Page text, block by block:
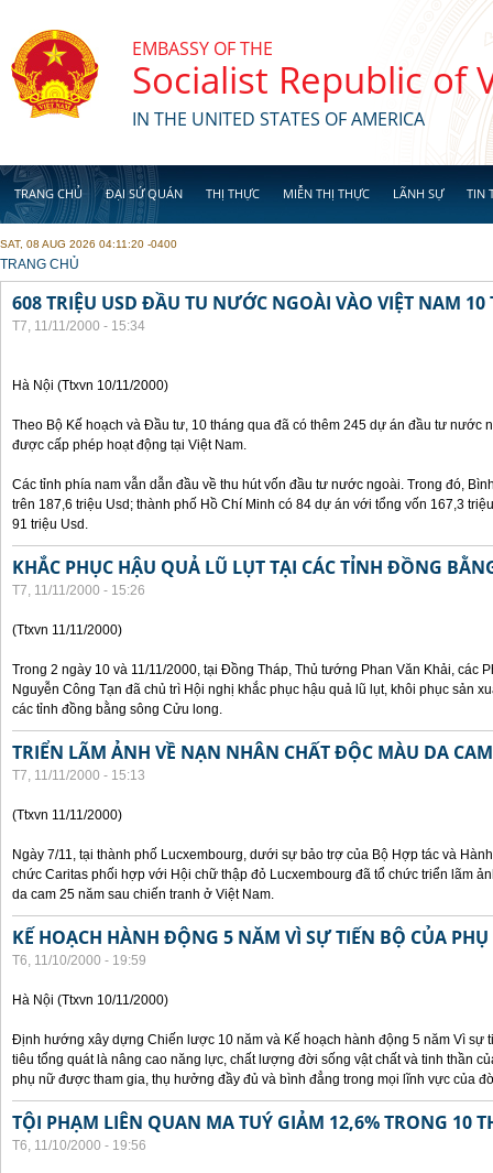
EMBASSY OF THE
Socialist Republic of
IN THE UNITED STATES OF AMERICA
TRANG CHỦ ĐẠI SỨ QUÁN THỊ THỰC MIỄN THỊ THỰC LÃNH SỰ TIN
SAT, 08 AUG 2026 04:11:20 -0400
YOU ARE HERE
TRANG CHỦ
608 TRIỆU USD ĐẦU TU NƯỚC NGOÀI VÀO VIỆT NAM 10
T7, 11/11/2000 - 15:34
Hà Nội (Ttxvn 10/11/2000)
Theo Bộ Kế hoạch và Đầu tư, 10 tháng qua đã có thêm 245 dự án đầu tư nước
được cấp phép hoạt động tại Việt Nam.
Các tỉnh phía nam vẫn dẫn đầu về thu hút vốn đầu tư nước ngoài. Trong đó,
trên 187,6 triệu Usd; thành phố Hồ Chí Minh có 84 dự án với tổng vốn 167,3
91 triệu Usd.
KHẮC PHỤC HẬU QUẢ LŨ LỤT TẠI CÁC TỈNH ĐỒNG
T7, 11/11/2000 - 15:26
(Ttxvn 11/11/2000)
Trong 2 ngày 10 và 11/11/2000, tại Đồng Tháp, Thủ tướng Phan Văn Khải, các
Nguyễn Công Tạn đã chủ trì Hội nghị khắc phục hậu quả lũ lụt, khôi phục sản
các tỉnh đồng bằng sông Cửu long.
TRIỂN LÃM ẢNH VỀ NẠN NHÂN CHẤT ĐỘC MÀU DA CAM
T7, 11/11/2000 - 15:13
(Ttxvn 11/11/2000)
Ngày 7/11, tại thành phố Lucxembourg, dưới sự bảo trợ của Bộ Hợp tác và
chức Caritas phối hợp với Hội chữ thập đỏ Lucxembourg đã tổ chức triển lãm
da cam 25 năm sau chiến tranh ở Việt Nam.
KẾ HOẠCH HÀNH ĐỘNG 5 NĂM VÌ SỰ TIẾN BỘ CỦA
T6, 11/10/2000 - 19:59
Hà Nội (Ttxvn 10/11/2000)
Định hướng xây dựng Chiến lược 10 năm và Kế hoạch hành động 5 năm Vì sự
tiêu tổng quát là nâng cao năng lực, chất lượng đời sống vật chất và tinh thần
phụ nữ được tham gia, thụ hưởng đầy đủ và bình đẳng trong mọi lĩnh vực của
TỘI PHẠM LIÊN QUAN MA TUÝ GIẢM 12,6% TRONG 10
T6, 11/10/2000 - 19:56